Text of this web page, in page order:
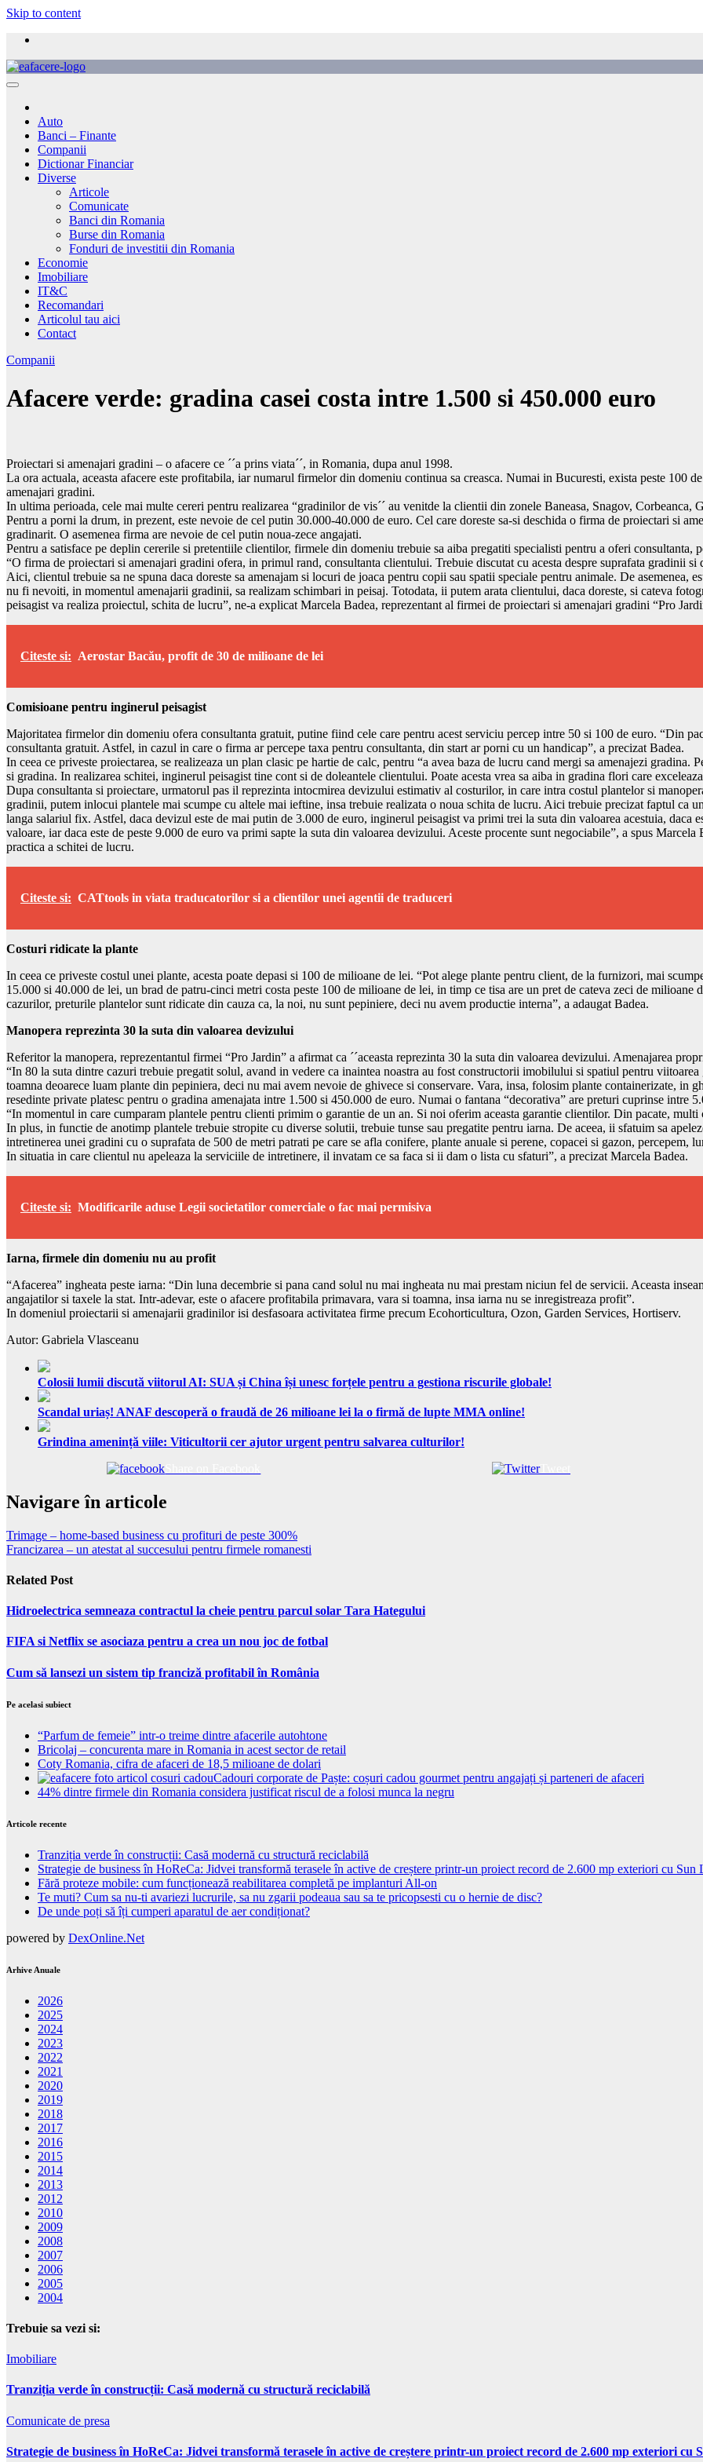
Skip to content
Auto
Banci – Finante
Companii
Dictionar Financiar
Diverse
Articole
Comunicate
Banci din Romania
Burse din Romania
Fonduri de investitii din Romania
Economie
Imobiliare
IT&C
Recomandari
Articolul tau aici
Contact
Companii
Afacere verde: gradina casei costa intre 1.500 si 450.000 euro
Proiectari si amenajari gradini – o afacere ce ´´a prins viata´´, in Romania, dupa anul 1998.
La ora actuala, aceasta afacere este profitabila, iar numarul firmelor din domeniu continua sa creasca. Numai in Bucuresti, exista peste 100
amenajari gradini.
In ultima perioada, cele mai multe cereri pentru realizarea “gradinilor de vis´´ au venitde la clientii din zonele Baneasa, Snagov, Corbeanca,
Pentru a porni la drum, in prezent, este nevoie de cel putin 30.000-40.000 de euro. Cel care doreste sa-si deschida o firma de proiectari si
gradinarit. O asemenea firma are nevoie de cel putin noua-zece angajati.
Pentru a satisface pe deplin cererile si pretentiile clientilor, firmele din domeniu trebuie sa aiba pregatiti specialisti pentru a oferi consultanta,
“O firma de proiectari si amenajari gradini ofera, in primul rand, consultanta clientului. Trebuie discutat cu acesta despre suprafata gradinii si
Aici, clientul trebuie sa ne spuna daca doreste sa amenajam si locuri de joaca pentru copii sau spatii speciale pentru animale. De asemenea,
nu fi nevoiti, in momentul amenajarii gradinii, sa realizam schimbari in peisaj. Totodata, ii putem arata clientului, daca doreste, si cateva
peisagist va realiza proiectul, schita de lucru”, ne-a explicat Marcela Badea, reprezentant al firmei de proiectari si amenajari gradini “Pro
Citeste si: Aerostar Bacău, profit de 30 de milioane de lei
Comisioane pentru inginerul peisagist
Majoritatea firmelor din domeniu ofera consultanta gratuit, putine fiind cele care pentru acest serviciu percep intre 50 si 100 de euro. “Din
consultanta gratuit. Astfel, in cazul in care o firma ar percepe taxa pentru consultanta, din start ar porni cu un handicap”, a precizat Badea.
In ceea ce priveste proiectarea, se realizeaza un plan clasic pe hartie de calc, pentru “a avea baza de lucru cand mergi sa amenajezi
si gradina. In realizarea schitei, inginerul peisagist tine cont si de doleantele clientului. Poate acesta vrea sa aiba in gradina flori care
Dupa consultanta si proiectare, urmatorul pas il reprezinta intocmirea devizului estimativ al costurilor, in care intra costul plantelor si
gradinii, putem inlocui plantele mai scumpe cu altele mai ieftine, insa trebuie realizata o noua schita de lucru. Aici trebuie precizat faptul ca
langa salariul fix. Astfel, daca devizul este de mai putin de 3.000 de euro, inginerul peisagist va primi trei la suta din valoarea acestuia,
valoare, iar daca este de peste 9.000 de euro va primi sapte la suta din valoarea devizului. Aceste procente sunt negociabile”, a spus
practica a schitei de lucru.
Citeste si: CATtools in viata traducatorilor si a clientilor unei agentii de traduceri
Costuri ridicate la plante
In ceea ce priveste costul unei plante, acesta poate depasi si 100 de milioane de lei. “Pot alege plante pentru client, de la furnizori, mai
15.000 si 40.000 de lei, un brad de patru-cinci metri costa peste 100 de milioane de lei, in timp ce tisa are un pret de cateva zeci de
cazurilor, preturile plantelor sunt ridicate din cauza ca, la noi, nu sunt pepiniere, deci nu avem productie interna”, a adaugat Badea.
Manopera reprezinta 30 la suta din valoarea devizului
Referitor la manopera, reprezentantul firmei “Pro Jardin” a afirmat ca ´´aceasta reprezinta 30 la suta din valoarea devizului. Amenajarea
“In 80 la suta dintre cazuri trebuie pregatit solul, avand in vedere ca inaintea noastra au fost constructorii imobilului si spatiul pentru
toamna deoarece luam plante din pepiniera, deci nu mai avem nevoie de ghivece si conservare. Vara, insa, folosim plante containerizate, in
resedinte private platesc pentru o gradina amenajata intre 1.500 si 450.000 de euro. Numai o fantana “decorativa” are preturi cuprinse intre
“In momentul in care cumparam plantele pentru clienti primim o garantie de un an. Si noi oferim aceasta garantie clientilor. Din pacate, multi
In plus, in functie de anotimp plantele trebuie stropite cu diverse solutii, trebuie tunse sau pregatite pentru iarna. De aceea, ii sfatuim sa
intretinerea unei gradini cu o suprafata de 500 de metri patrati pe care se afla conifere, plante anuale si perene, copacei si gazon, percepem,
In situatia in care clientul nu apeleaza la serviciile de intretinere, il invatam ce sa faca si ii dam o lista cu sfaturi”, a precizat Marcela Badea.
Citeste si: Modificarile aduse Legii societatilor comerciale o fac mai permisiva
Iarna, firmele din domeniu nu au profit
“Afacerea” ingheata peste iarna: “Din luna decembrie si pana cand solul nu mai ingheata nu mai prestam niciun fel de servicii. Aceasta
angajatilor si taxele la stat. Intr-adevar, este o afacere profitabila primavara, vara si toamna, insa iarna nu se inregistreaza profit”.
In domeniul proiectarii si amenajarii gradinilor isi desfasoara activitatea firme precum Ecohorticultura, Ozon, Garden Services, Hortiserv.
Autor: Gabriela Vlasceanu
Colosii lumii discută viitorul AI: SUA și China își unesc forțele pentru a gestiona riscurile globale!
Scandal uriaș! ANAF descoperă o fraudă de 26 milioane lei la o firmă de lupte MMA online!
Grindina amenință viile: Viticultorii cer ajutor urgent pentru salvarea culturilor!
Tweet
Navigare în articole
Trimage – home-based business cu profituri de peste 300%
Francizarea – un atestat al succesului pentru firmele romanesti
Related Post
Hidroelectrica semneaza contractul la cheie pentru parcul solar Tara Hategului
FIFA si Netflix se asociaza pentru a crea un nou joc de fotbal
Cum să lansezi un sistem tip franciză profitabil în România
Pe acelasi subiect
“Parfum de femeie” intr-o treime dintre afacerile autohtone
Bricolaj – concurenta mare in Romania in acest sector de retail
Coty Romania, cifra de afaceri de 18,5 milioane de dolari
Cadouri corporate de Paște: coșuri cadou gourmet pentru angajați și parteneri de afaceri
44% dintre firmele din Romania considera justificat riscul de a folosi munca la negru
Articole recente
Tranziția verde în construcții: Casă modernă cu structură reciclabilă
Strategie de business în HoReCa: Jidvei transformă terasele în active de creștere printr-un proiect record de 2.600 mp exteriori cu Sun
Fără proteze mobile: cum funcționează reabilitarea completă pe implanturi All-on
Te muti? Cum sa nu-ti avariezi lucrurile, sa nu zgarii podeaua sau sa te pricopsesti cu o hernie de disc?
De unde poți să îți cumperi aparatul de aer condiționat?
powered by DexOnline.Net
Arhive Anuale
2026
2025
2024
2023
2022
2021
2020
2019
2018
2017
2016
2015
2014
2013
2012
2010
2009
2008
2007
2006
2005
2004
Trebuie sa vezi si:
Imobiliare
Tranziția verde în construcții: Casă modernă cu structură reciclabilă
Comunicate de presa
Strategie de business în HoReCa: Jidvei transformă terasele în active de creștere printr-un proiect record de 2.600 mp exteriori cu